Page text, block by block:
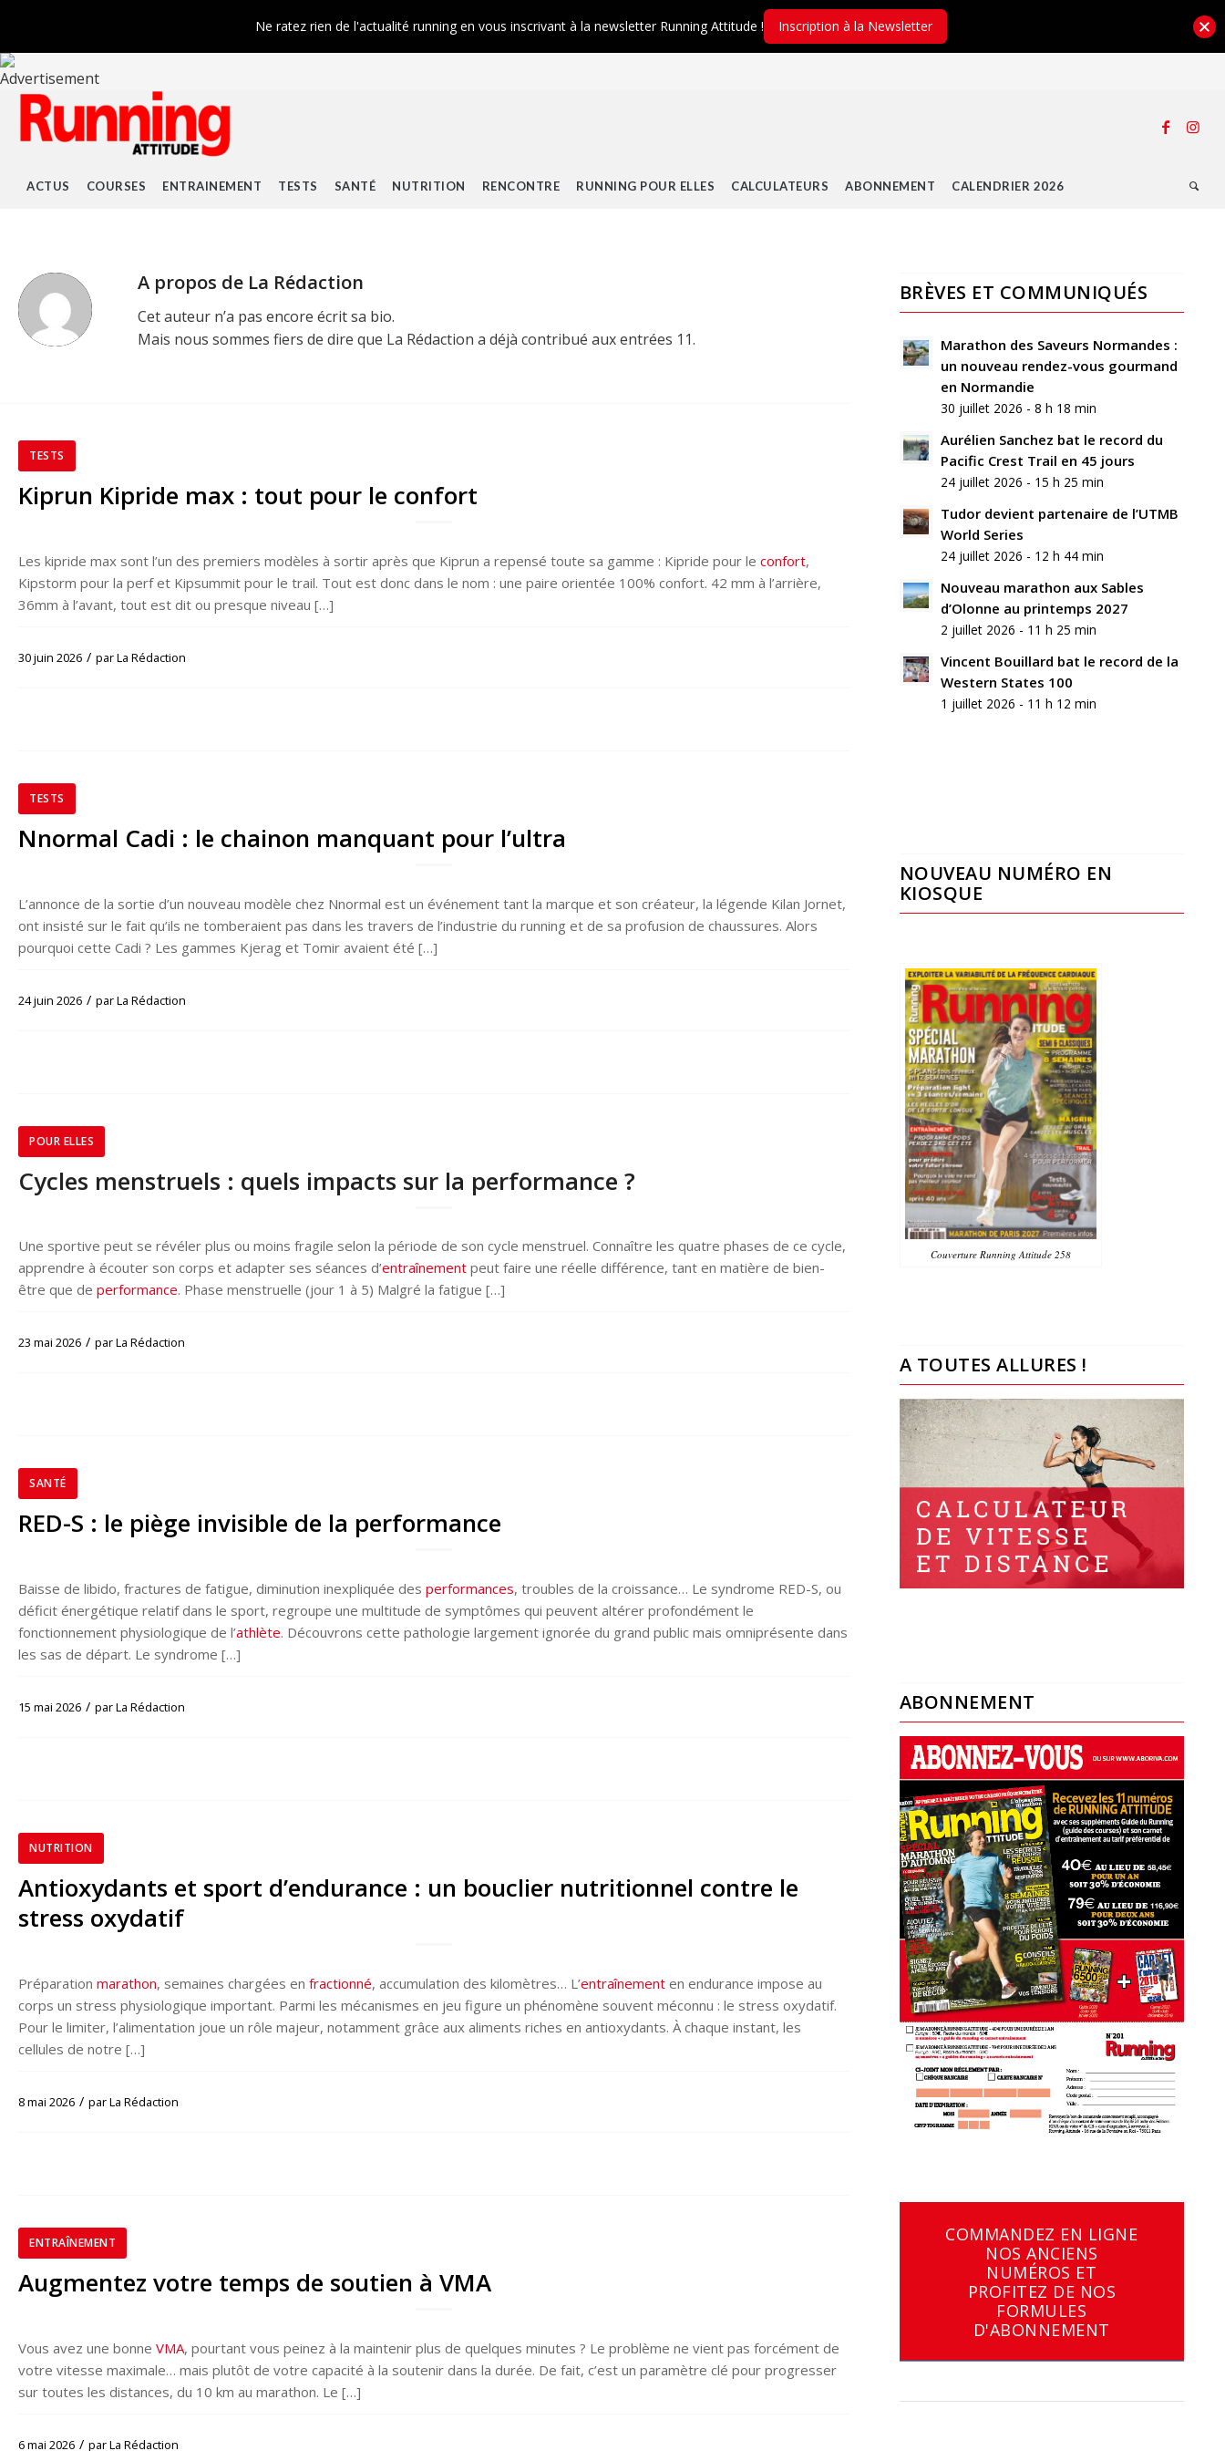
ACTUS COURSES ENTRAINEMENT TESTS SANTÉ NUTRITION RENCONTRE RUNNING POUR ELLES CALCULATEURS ABONNEMENT CALENDRIER 2026
A propos de La Rédaction
Cet auteur n’a pas encore écrit sa bio.
Mais nous sommes fiers de dire que La Rédaction a déjà contribué aux entrées 11.
TESTS
Kiprun Kipride max : tout pour le confort
Les kipride max sont l’un des premiers modèles à sortir après que Kiprun a repensé toute sa gamme : Kipride pour le confort,
Kipstorm pour la perf et Kipsummit pour le trail. Tout est donc dans le nom : une paire orientée 100% confort. 42 mm à l’arrière,
36mm à l’avant, tout est dit ou presque niveau […]
30 juin 2026 / parLa Rédaction
TESTS
Nnormal Cadi : le chainon manquant pour l’ultra
L’annonce de la sortie d’un nouveau modèle chez Nnormal est un événement tant la marque et son créateur, la légende Kilan Jornet,
ont insisté sur le fait qu’ils ne tomberaient pas dans les travers de l’industrie du running et de sa profusion de chaussures. Alors
pourquoi cette Cadi ? Les gammes Kjerag et Tomir avaient été […]
24 juin 2026 / parLa Rédaction
POUR ELLES
Cycles menstruels : quels impacts sur la performance ?
Une sportive peut se révéler plus ou moins fragile selon la période de son cycle menstruel. Connaître les quatre phases de ce cycle,
apprendre à écouter son corps et adapter ses séances d’entraînement peut faire une réelle différence, tant en matière de bien-
être que de performance. Phase menstruelle (jour 1 à 5) Malgré la fatigue […]
23 mai 2026 / parLa Rédaction
SANTÉ
RED-S : le piège invisible de la performance
Baisse de libido, fractures de fatigue, diminution inexpliquée des performances, troubles de la croissance… Le syndrome RED-S, ou
déficit énergétique relatif dans le sport, regroupe une multitude de symptômes qui peuvent altérer profondément le
fonctionnement physiologique de l’athlète. Découvrons cette pathologie largement ignorée du grand public mais omniprésente dans
les sas de départ. Le syndrome […]
15 mai 2026 / parLa Rédaction
NUTRITION
Antioxydants et sport d’endurance : un bouclier nutritionnel contre le
stress oxydatif
Préparation marathon, semaines chargées en fractionné, accumulation des kilomètres… L’entraînement en endurance impose au
corps un stress physiologique important. Parmi les mécanismes en jeu figure un phénomène souvent méconnu : le stress oxydatif.
Pour le limiter, l’alimentation joue un rôle majeur, notamment grâce aux aliments riches en antioxydants. À chaque instant, les
cellules de notre […]
8 mai 2026 / parLa Rédaction
ENTRAÎNEMENT
Augmentez votre temps de soutien à VMA
Vous avez une bonne VMA, pourtant vous peinez à la maintenir plus de quelques minutes ? Le problème ne vient pas forcément de
votre vitesse maximale… mais plutôt de votre capacité à la soutenir dans la durée. De fait, c’est un paramètre clé pour progresser
sur toutes les distances, du 10 km au marathon. Le […]
6 mai 2026 / parLa Rédaction
BRÈVES ET COMMUNIQUÉS
Marathon des Saveurs Normandes :
un nouveau rendez-vous gourmand
en Normandie
30 juillet 2026 - 8 h 18 min
Aurélien Sanchez bat le record du
Pacific Crest Trail en 45 jours
24 juillet 2026 - 15 h 25 min
Tudor devient partenaire de l’UTMB
World Series
24 juillet 2026 - 12 h 44 min
Nouveau marathon aux Sables
d’Olonne au printemps 2027
2 juillet 2026 - 11 h 25 min
Vincent Bouillard bat le record de la
Western States 100
1 juillet 2026 - 11 h 12 min
NOUVEAU NUMÉRO EN
KIOSQUE
Couverture Running Attitude 258
A TOUTES ALLURES !
ABONNEMENT
COMMANDEZ EN LIGNE
NOS ANCIENS
NUMÉROS ET
PROFITEZ DE NOS
FORMULES
D'ABONNEMENT
Ne ratez rien de l'actualité running en vous inscrivant à la newsletter Running Attitude ! Inscription à la Newsletter